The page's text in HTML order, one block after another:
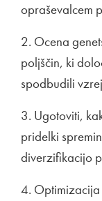
opraševalcem
2. Ocena
poljščin, ki
spodbudili
3. Ugotoviti,
pridelki
diverzifikacijo
4. Optimizacija